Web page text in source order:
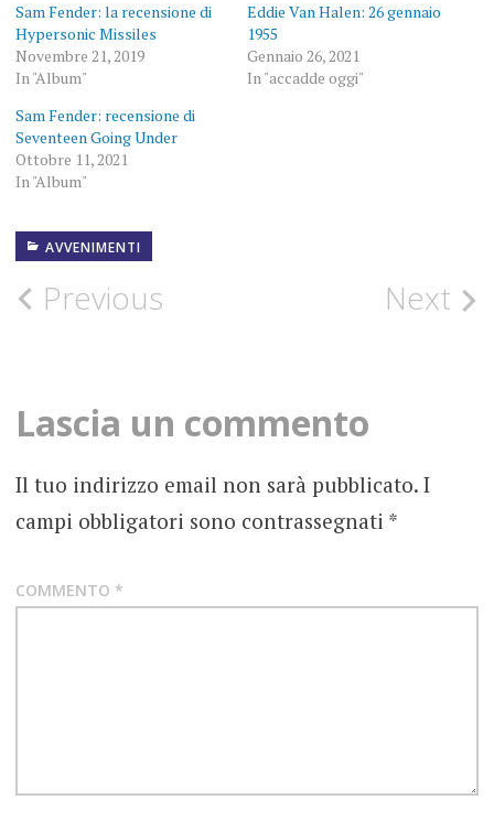
Sam Fender: la recensione di
Hypersonic Missiles
Novembre 21, 2019
In "Album"
Eddie Van Halen: 26 gennaio
1955
Gennaio 26, 2021
In "accadde oggi"
Sam Fender: recensione di
Seventeen Going Under
Ottobre 11, 2021
In "Album"
AVVENIMENTI
1956
AVVENIMENTI
GUITAR
Post
Previous Next
Lascia un commento
Il tuo indirizzo email non sarà pubblicato. I
campi obbligatori sono contrassegnati *
COMMENTO *